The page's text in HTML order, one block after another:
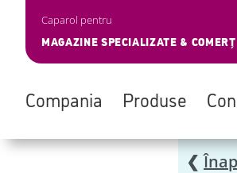
Skip
Caparol pentru
MAGAZINE SPECIALIZATE & COMERȚ
Compania Produse
❮